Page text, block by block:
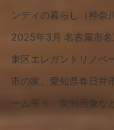
ンディの暮らし（神奈
2025年3月 名古屋市
東区エレガントリノベ
市の家、愛知県春日
ーム等々 実例画像な